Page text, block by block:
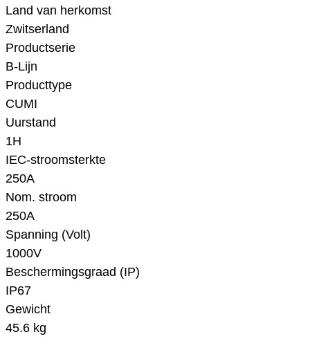
Land van herkomst
Zwitserland
Productserie
B-Lijn
Producttype
CUMI
Uurstand
1H
IEC-stroomsterkte
250A
Nom. stroom
250A
Spanning (Volt)
1000V
Beschermingsgraad (IP)
IP67
Gewicht
45.6 kg